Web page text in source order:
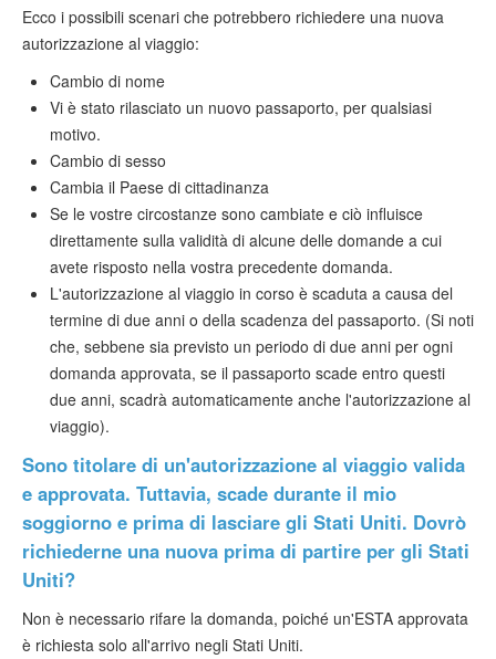
Ecco i possibili scenari che potrebbero richiedere una nuova
autorizzazione al viaggio:
Cambio di nome
Vi è stato rilasciato un nuovo passaporto, per qualsiasi
motivo.
Cambio di sesso
Cambia il Paese di cittadinanza
Se le vostre circostanze sono cambiate e ciò influisce
direttamente sulla validità di alcune delle domande a cui
avete risposto nella vostra precedente domanda.
L'autorizzazione al viaggio in corso è scaduta a causa del
termine di due anni o della scadenza del passaporto. (Si noti
che, sebbene sia previsto un periodo di due anni per ogni
domanda approvata, se il passaporto scade entro questi
due anni, scadrà automaticamente anche l'autorizzazione al
viaggio).
Sono titolare di un'autorizzazione al viaggio valida
e approvata. Tuttavia, scade durante il mio
soggiorno e prima di lasciare gli Stati Uniti. Dovrò
richiederne una nuova prima di partire per gli Stati
Uniti?
Non è necessario rifare la domanda, poiché un'ESTA approvata
è richiesta solo all'arrivo negli Stati Uniti.